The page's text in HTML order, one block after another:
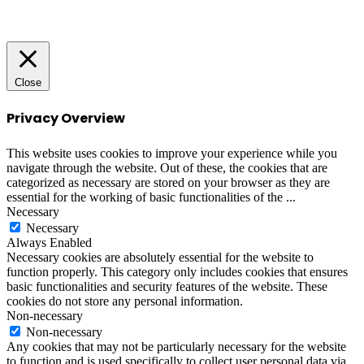
Close
Privacy Overview
This website uses cookies to improve your experience while you
navigate through the website. Out of these, the cookies that are
categorized as necessary are stored on your browser as they are
essential for the working of basic functionalities of the ...
Necessary
Necessary
Always Enabled
Necessary cookies are absolutely essential for the website to
function properly. This category only includes cookies that ensures
basic functionalities and security features of the website. These
cookies do not store any personal information.
Non-necessary
Non-necessary
Any cookies that may not be particularly necessary for the website
to function and is used specifically to collect user personal data via